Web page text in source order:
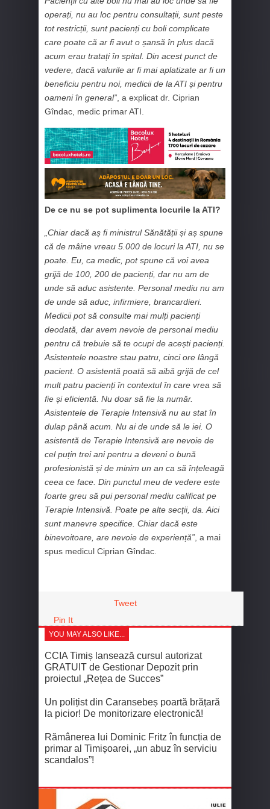
operați, nu au loc pentru consultații, sunt peste
tot restricții, sunt pacienți cu boli complicate
care poate că ar fi avut o șansă în plus dacă
acum erau tratați în spital. Din acest punct de
vedere, dacă valurile ar fi mai aplatizate ar fi un
beneficiu pentru noi, medicii de la ATI și pentru
oameni în general” , a explicat dr. Ciprian
Gîndac, medic primar ATI.
De ce nu se pot suplimenta locurile la ATI?
„Chiar dacă aș fi ministrul Sănătății și aș spune
că de mâine vreau 5.000 de locuri la ATI, nu se
poate. Eu, ca medic, pot spune că voi avea
grijă de 100, 200 de pacienți, dar nu am de
unde să aduc asistente. Personal mediu nu am
de unde să aduc, infirmiere, brancardieri.
Medicii pot să consulte mai mulți pacienți
deodată, dar avem nevoie de personal mediu
pentru că trebuie să te ocupi de acești pacienți.
Asistentele noastre stau patru, cinci ore lângă
pacient. O asistentă poată să aibă grijă de cel
mult patru pacienți în contextul în care vrea să
fie și eficientă. Nu doar să fie la număr.
Asistentele de Terapie Intensivă nu au stat în
dulap până acum. Nu ai de unde să le iei. O
asistentă de Terapie Intensivă are nevoie de
cel puțin trei ani pentru a deveni o bună
profesionistă și de minim un an ca să înțeleagă
ceea ce face. Din punctul meu de vedere este
foarte greu să pui personal mediu calificat pe
Terapie Intensivă. Poate pe alte secții, da. Aici
sunt manevre specifice. Chiar dacă este
binevoitoare, are nevoie de experiență” , a mai
spus medicul Ciprian Gîndac.
Tweet
Pin It
YOU MAY ALSO LIKE...
CCIA Timiș lansează cursul autorizat
GRATUIT de Gestionar Depozit prin
proiectul „Rețea de Succes”
Un polițist din Caransebeș poartă brățară
la picior! De monitorizare electronică!
Rămânerea lui Dominic Fritz în funcția de
primar al Timișoarei, „un abuz în serviciu
scandalos”!